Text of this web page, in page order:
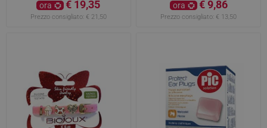
da 2ml
ora € 19,35
Prezzo consigliato: € 21,50
ora € 9,86
Prezzo consigliato: € 13,50